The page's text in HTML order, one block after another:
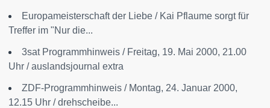
Europameisterschaft der Liebe / Kai Pflaume sorgt für
Treffer im "Nur die...
3sat Programmhinweis / Freitag, 19. Mai 2000, 21.00
Uhr / auslandsjournal extra
ZDF-Programmhinweis / Montag, 24. Januar 2000,
12.15 Uhr / drehscheibe...